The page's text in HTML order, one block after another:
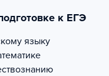
к ЕГЭ
языку